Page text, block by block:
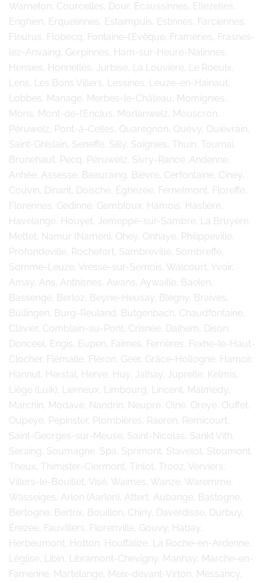
Warneton, Courcelles, Dour, Ecaussinnes, Ellezelles,
Enghien, Erquelinnes, Estaimpuis, Estinnes, Farciennes,
Fleurus, Flobecq, Fontaine-l’Evêque, Frameries, Frasnes-
lez-Anvaing, Gerpinnes, Ham-sur-Heure-Nalinnes,
Hensies, Honnelles, Jurbise, La Louvière, Le Roeulx,
Lens, Les Bons Villers, Lessines, Leuze-en-Hainaut,
Lobbes, Manage, Merbes-le-Château, Momignies,
Mons, Mont-de-l’Enclus, Morlanwelz, Mouscron,
Péruwelz, Pont-à-Celles, Quaregnon, Quévy, Quiévrain,
Saint-Ghislain, Seneffe, Silly, Soignies, Thuin, Tournai,
Brunehaut, Pecq, Péruwelz, Sivry-Rance. Andenne,
Anhée, Assesse, Beauraing, Bièvre, Cerfontaine, Ciney,
Couvin, Dinant, Doische, Éghezée, Fernelmont, Floreffe,
Florennes, Gedinne, Gembloux, Hamois, Hastière,
Havelange, Houyet, Jemeppe-sur-Sambre, La Bruyère,
Mettet, Namur (Namen), Ohey, Onhaye, Philippeville,
Profondeville, Rochefort, Sambreville, Sombreffe,
Somme-Leuze, Vresse-sur-Semois, Walcourt, Yvoir,
Amay, Ans, Anthisnes, Awans, Aywaille, Baelen,
Bassenge, Berloz, Beyne-Heusay, Blegny, Braives,
Büllingen, Burg-Reuland, Butgenbach, Chaudfontaine,
Clavier, Comblain-au-Pont, Crisnée, Dalhem, Dison,
Donceel, Engis, Eupen, Faimes, Ferrières, Fexhe-le-Haut-
Clocher, Flémalle, Fléron, Geer, Grâce-Hollogne, Hamoir,
Hannut, Herstal, Herve, Huy, Jalhay, Juprelle, Kelmis,
Liège (Luik), Lierneux, Limbourg, Lincent, Malmedy,
Marchin, Modave, Nandrin, Neupré, Olne, Oreye, Ouffet,
Oupeye, Pepinster, Plombières, Raeren, Remicourt,
Saint-Georges-sur-Meuse, Saint-Nicolas, Sankt Vith,
Seraing, Soumagne, Spa, Sprimont, Stavelot, Stoumont,
Theux, Thimister-Clermont, Tinlot, Trooz, Verviers,
Villers-le-Bouillet, Visé, Waimes, Wanze, Waremme,
Wasseiges, Arlon (Aarlen), Attert, Aubange, Bastogne,
Bertogne, Bertrix, Bouillon, Chiny, Daverdisse, Durbuy,
Érezée, Fauvillers, Florenville, Gouvy, Habay,
Herbeumont, Hotton, Houffalize, La Roche-en-Ardenne,
Léglise, Libin, Libramont-Chevigny, Manhay, Marche-en-
Famenne, Martelange, Meix-devant-Virton, Messancy,